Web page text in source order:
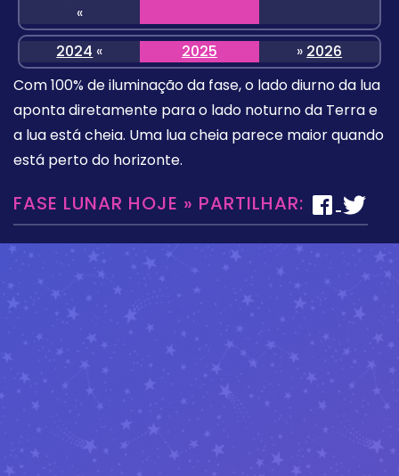
«
2024 « 2025 » 2026
Com 100% de iluminação da fase, o lado diurno da lua
aponta diretamente para o lado noturno da Terra e
a lua está cheia. Uma lua cheia parece maior quando
está perto do horizonte.
FASE LUNAR HOJE » PARTILHAR: